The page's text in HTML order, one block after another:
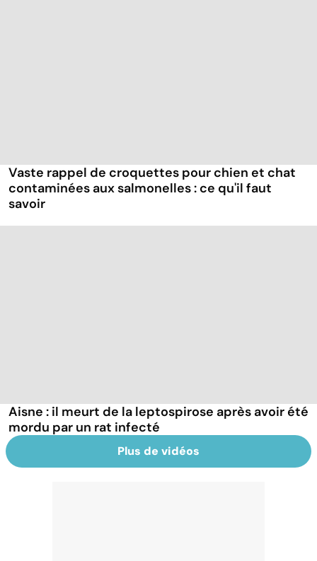
Vaste rappel de croquettes pour chien et chat
contaminées aux salmonelles : ce qu'il faut
savoir
Aisne : il meurt de la leptospirose après avoir été
mordu par un rat infecté
Plus de vidéos